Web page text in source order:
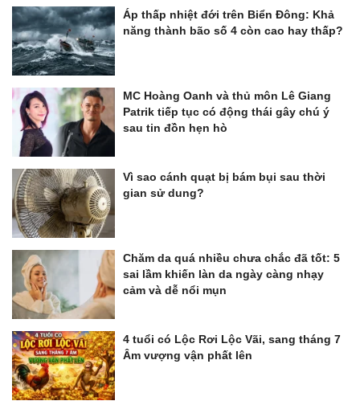
Áp thấp nhiệt đới trên Biển Đông: Khả
năng thành bão số 4 còn cao hay thấp?
MC Hoàng Oanh và thủ môn Lê Giang
Patrik tiếp tục có động thái gây chú ý
sau tin đồn hẹn hò
Vì sao cánh quạt bị bám bụi sau thời
gian sử dung?
Chăm da quá nhiều chưa chắc đã tốt: 5
sai lầm khiến làn da ngày càng nhạy
cảm và dễ nổi mụn
4 tuổi có Lộc Rơi Lộc Vãi, sang tháng 7
Âm vượng vận phất lên